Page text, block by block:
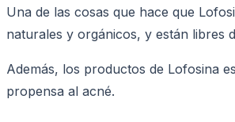
Una de las cosas que hace que
naturales y orgánicos, y están libres
Además, los productos de Lofosina
propensa al acné.